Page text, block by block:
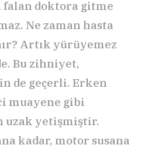
doktora gitme
Ne zaman hasta
Artık yürüyemez
Bu zihniyet,
de geçerli. Erken
muayene gibi
uzak yetişmiştir.
kadar, motor susana